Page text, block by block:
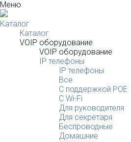
Меню
Каталог
Каталог
VOIP оборудование
VOIP оборудование
IP телефоны
IP телефоны
Все
С поддержкой POE
C Wi-Fi
Для руководителя
Для секретаря
Беспроводные
Домашние